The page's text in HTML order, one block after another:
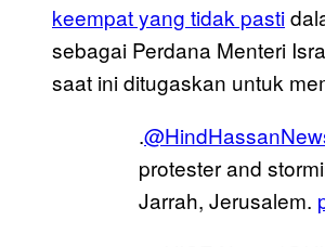
keempat yang tidak pasti
sebagai Perdana Menteri
saat ini ditugaskan untuk
.
protester and
Jarrah, Jerusalem.